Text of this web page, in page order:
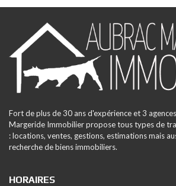
Fort de plus de 30 ans d'expérience et 3
Margeride Immobilier propose tous types de
: locations, ventes, gestions, estimations mais
recherche de biens immobiliers.
HORAIRES